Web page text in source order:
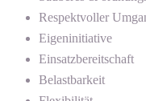
Respektvoller
Eigeninitiative
Einsatzbereitschaft
Belastbarkeit